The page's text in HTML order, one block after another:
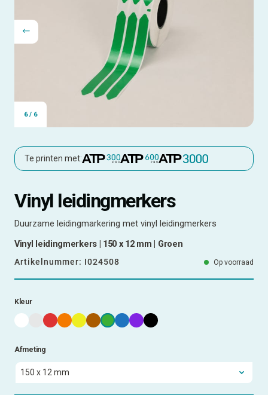
6/ 6
Te printen met:
Vinyl leidingmerkers
Duurzame leidingmarkering met vinyl leidingmerkers
Vinyl leidingmerkers | 150 x 12 mm | Groen
Artikelnummer: I024508 Op voorraad
Kleur
Afmeting